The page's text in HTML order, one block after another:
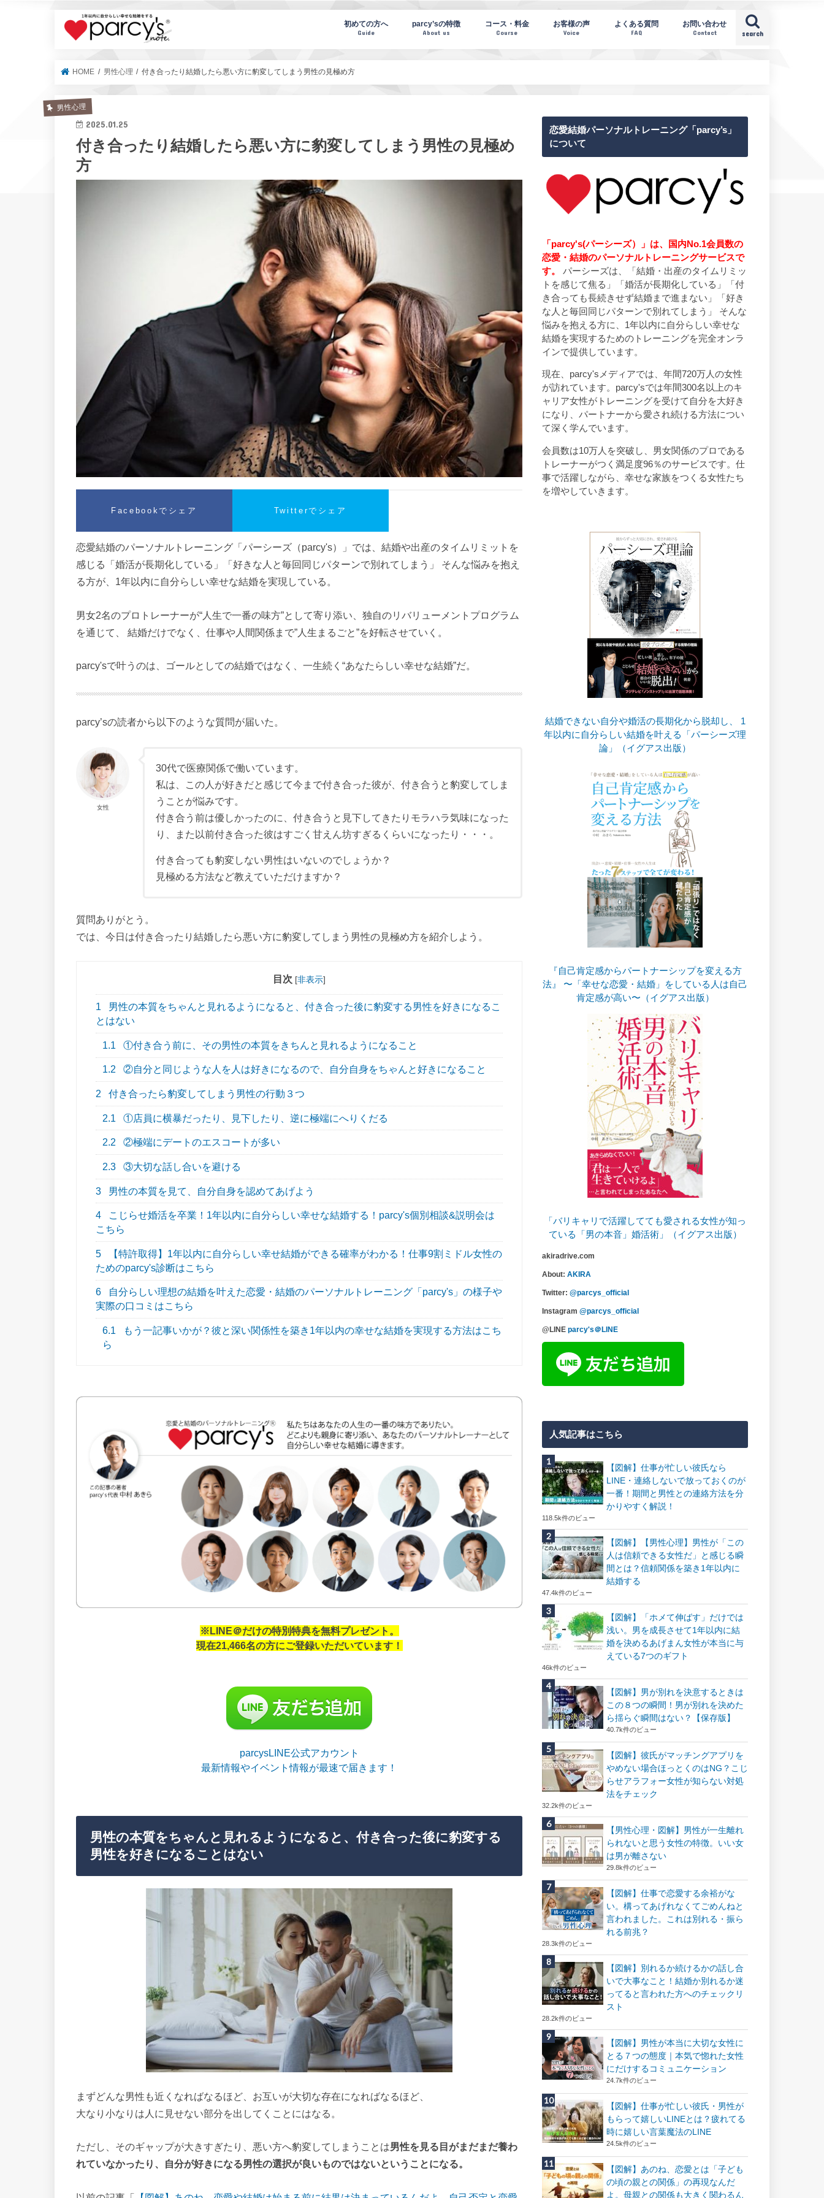
parcy's note(パーシーズノート) search
初めての方へ
Guide
parcy’sの特徴
About us
コース・料金
Course
お客様の声
Voice
よくある質問
FAQ
お問い合わせ
Contact
HOME 男性心理 付き合ったり結婚したら悪い方に豹変してしまう男性の見極め方
男性心理
2025.01.25
付き合ったり結婚したら悪い方に豹変してしまう男性の見極め
方
Facebookでシェア Twitterでシェア
恋愛結婚のパーソナルトレーニング「パーシーズ（parcy's）」では、結婚や出産のタイムリミットを
感じる「婚活が長期化している」「好きな人と毎回同じパターンで別れてしまう」 そんな悩みを抱え
る方が、1年以内に自分らしい幸せな結婚を実現している。
男女2名のプロトレーナーが“人生で一番の味方”として寄り添い、独自のリバリューメントプログラム
を通じて、 結婚だけでなく、仕事や人間関係まで”人生まるごと”を好転させていく。
parcy'sで叶うのは、ゴールとしての結婚ではなく、一生続く“あなたらしい幸せな結婚”だ。
parcy’sの読者から以下のような質問が届いた。
女性
30代で医療関係で働いています。
私は、この人が好きだと感じて今まで付き合った彼が、付き合うと豹変してしま
うことが悩みです。
付き合う前は優しかったのに、付き合うと見下してきたりモラハラ気味になった
り、また以前付き合った彼はすごく甘えん坊すぎるくらいになったり・・・。
付き合っても豹変しない男性はいないのでしょうか？
見極める方法など教えていただけますか？
質問ありがとう。
では、今日は付き合ったり結婚したら悪い方に豹変してしまう男性の見極め方を紹介しよう。
目次 [非表示]
1
男性の本質をちゃんと見れるようになると、付き合った後に豹変する男性を好きになるこ
とはない
1.1 ①付き合う前に、その男性の本質をきちんと見れるようになること
1.2 ②自分と同じような人を人は好きになるので、自分自身をちゃんと好きになること
2 付き合ったら豹変してしまう男性の行動３つ
2.1 ①店員に横暴だったり、見下したり、逆に極端にへりくだる
2.2 ②極端にデートのエスコートが多い
2.3 ③大切な話し合いを避ける
3 男性の本質を見て、自分自身を認めてあげよう
4
こじらせ婚活を卒業！1年以内に自分らしい幸せな結婚する！parcy's個別相談&説明会は
こちら
5
【特許取得】1年以内に自分らしい幸せ結婚ができる確率がわかる！仕事9割ミドル女性の
ためのparcy's診断はこちら
6
自分らしい理想の結婚を叶えた恋愛・結婚のパーソナルトレーニング「parcy's」の様子や
実際の口コミはこちら
6.1
もう一記事いかが？彼と深い関係性を築き1年以内の幸せな結婚を実現する方法はこち
ら
※LINE＠だけの特別特典を無料プレゼント。
現在21,466名の方にご登録いただいています！
parcysLINE公式アカウント
最新情報やイベント情報が最速で届きます！
男性の本質をちゃんと見れるようになると、付き合った後に豹変する
男性を好きになることはない
まずどんな男性も近くなればなるほど、お互いが大切な存在になればなるほど、
大なり小なりは人に見せない部分を出してくことにはなる。
ただし、そのギャップが大きすぎたり、悪い方へ豹変してしまうことは男性を見る目がまだまだ養わ
れていなかったり、自分が好きになる男性の選択が良いものではないということになる。
恋愛結婚パーソナルトレーニング「parcy’s」
について
「parcy's(パーシーズ）」は、国内No.1会員数の
恋愛・結婚のパーソナルトレーニングサービスで
す。
パーシーズは、「結婚・出産のタイムリミッ
トを感じて焦る」「婚活が長期化している」「付
き合っても長続きせず結婚まで進まない」「好き
な人と毎回同じパターンで別れてしまう」 そんな
悩みを抱える方に、1年以内に自分らしい幸せな
結婚を実現するためのトレーニングを完全オンラ
インで提供しています。
現在、parcy'sメディアでは、年間720万人の女性
が訪れています。parcy'sでは年間300名以上のキ
ャリア女性がトレーニングを受けて自分を大好き
になり、パートナーから愛され続ける方法につい
て深く学んでいます。
会員数は10万人を突破し、男女関係のプロである
トレーナーがつく満足度96％のサービスです。仕
事で活躍しながら、幸せな家族をつくる女性たち
を増やしていきます。
結婚できない自分や婚活の長期化から脱却し、 1
年以内に自分らしい結婚を叶える「パーシーズ理
論」（イグアス出版）
『自己肯定感からパートナーシップを変える方
法』 〜「幸せな恋愛・結婚」をしている人は自己
肯定感が高い〜（イグアス出版）
「バリキャリで活躍してても愛される女性が知っ
ている「男の本音」婚活術」（イグアス出版）
akiradrive.com
About: AKIRA
Twitter: @parcys_official
Instagram @parcys_official
@LINE parcy's＠LINE
人気記事はこちら
【図解】仕事が忙しい彼氏なら
LINE・連絡しないで放っておくのが
一番！期間と男性との連絡方法を分
かりやすく解説！
118.5k件のビュー
【図解】【男性心理】男性が「この
人は信頼できる女性だ」と感じる瞬
間とは？信頼関係を築き1年以内に
結婚する
47.4k件のビュー
【図解】「ホメて伸ばす」だけでは
浅い。男を成長させて1年以内に結
婚を決めるあげまん女性が本当に与
えている7つのギフト
46k件のビュー
【図解】男が別れを決意するときは
この８つの瞬間！男が別れを決めた
ら揺らぐ瞬間はない？【保存版】
40.7k件のビュー
【図解】彼氏がマッチングアプリを
やめない場合ほっとくのはNG？こじ
らせアラフォー女性が知らない対処
法をチェック
32.2k件のビュー
【男性心理・図解】男性が一生離れ
られないと思う女性の特徴。いい女
は男が離さない
29.8k件のビュー
【図解】仕事で恋愛する余裕がな
い。構ってあげれなくてごめんねと
言われました。これは別れる・振ら
れる前兆？
28.3k件のビュー
【図解】別れるか続けるかの話し合
いで大事なこと！結婚か別れるか迷
ってると言われた方へのチェックリ
スト
28.2k件のビュー
【図解】男性が本当に大切な女性に
とる７つの態度｜本気で惚れた女性
にだけするコミュニケーション
24.7k件のビュー
【図解】仕事が忙しい彼氏・男性が
もらって嬉しいLINEとは？疲れてる
時に嬉しい言葉魔法のLINE
24.5k件のビュー
【図解】あのね、恋愛とは「子ども
の頃の親との関係」の再現なんだ
よ。母親との関係も大きく関わるん